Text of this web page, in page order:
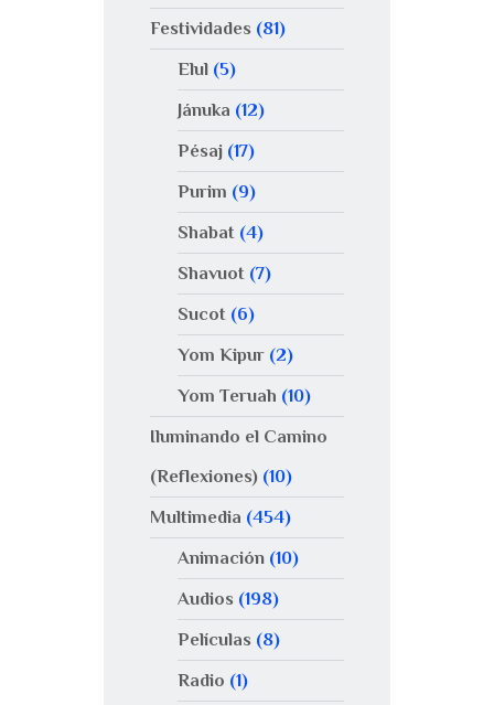
Festividades (81)
Elul(5)
Jánuka (12)
Pésaj(17)
Purim (9)
Shabat(4)
Shavuot(7)
Sucot(6)
Yom Kipur(2)
Yom Teruah (10)
Iluminando el Camino
(Reflexiones) (10)
Multimedia (454)
Animación(10)
Audios (198)
Películas (8)
Radio (1)